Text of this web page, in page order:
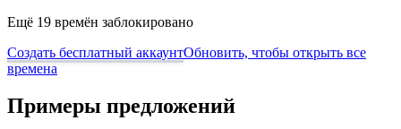
Ещё 19 времён заблокировано
Создать бесплатный аккаунтОбновить, чтобы открыть все
времена
Примеры предложений